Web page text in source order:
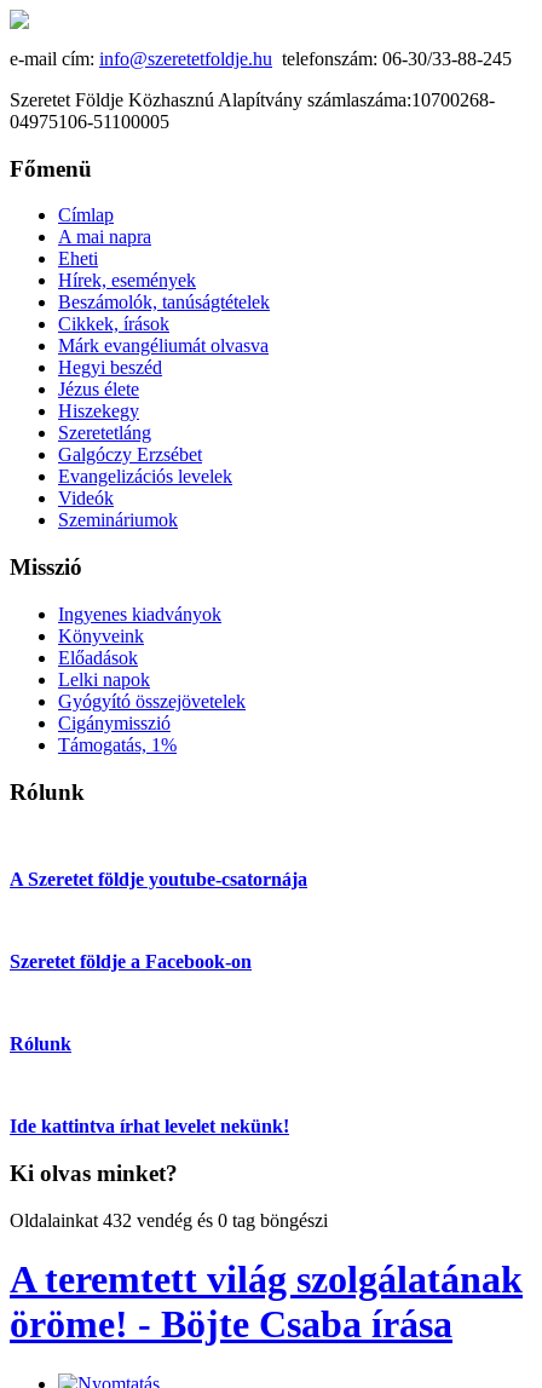
e-mail cím: info@szeretetfoldje.hu telefonszám: 06-30/33-88-245
Szeretet Földje Közhasznú Alapítvány számlaszáma:10700268-
04975106-51100005
Főmenü
Címlap
A mai napra
Eheti
Hírek, események
Beszámolók, tanúságtételek
Cikkek, írások
Márk evangéliumát olvasva
Hegyi beszéd
Jézus élete
Hiszekegy
Szeretetláng
Galgóczy Erzsébet
Evangelizációs levelek
Videók
Szemináriumok
Misszió
Ingyenes kiadványok
Könyveink
Előadások
Lelki napok
Gyógyító összejövetelek
Cigánymisszió
Támogatás, 1%
Rólunk
A Szeretet földje youtube-csatornája
Szeretet földje a Facebook-on
Rólunk
Ide kattintva írhat levelet nekünk!
Ki olvas minket?
Oldalainkat 432 vendég és 0 tag böngészi
A teremtett világ szolgálatának
öröme! - Böjte Csaba írása